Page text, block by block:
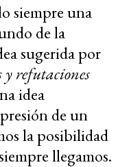
siempre una
de la
sugerida por
y refutaciones
idea
de un
la posibilidad
llegamos.